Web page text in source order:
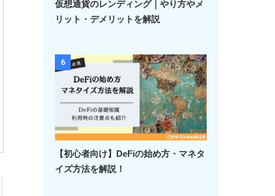
仮想通貨のレンディング｜やり方やメ
リット・デメリットを解説
6
【初心者向け】DeFiの始め方・マネタ
イズ方法を解説！